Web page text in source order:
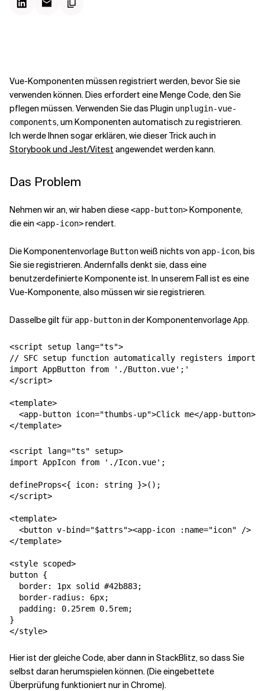
Verwandte Themen
Vue-Komponenten müssen registriert werden, bevor Sie sie
verwenden können. Dies erfordert eine Menge Code, den Sie
pflegen müssen. Verwenden Sie das Plugin unplugin-vue-
components, um Komponenten automatisch zu registrieren.
Ich werde Ihnen sogar erklären, wie dieser Trick auch in
Storybook und Jest/Vitest angewendet werden kann.
Das Problem
Nehmen wir an, wir haben diese<app-button>Komponente,
die ein <app-icon>rendert.
Die Komponentenvorlage Buttonweiß nichts von app-icon, bis
Sie sie registrieren. Andernfalls denkt sie, dass eine
benutzerdefinierte Komponente ist. In unserem Fall ist es eine
Vue-Komponente, also müssen wir sie registrieren.
Dasselbe gilt für app-buttonin der KomponentenvorlageApp.
<script setup lang="ts">
// SFC setup function automatically registers imported
import AppButton from './Button.vue';'
</script>
<template>
  <app-button icon="thumbs-up">Click me</app-button>
<script lang="ts" setup>
import AppIcon from './Icon.vue';
defineProps<{ icon: string }>();
</script>
<template>
<button v-bind="$attrs"><app-icon :name="icon" />
</template>
<style scoped>
button {
  border: 1px solid #42b883;
  border-radius: 6px;
  padding: 0.25rem 0.5rem;
}
Hier ist der gleiche Code, aber dann in StackBlitz, so dass Sie
selbst daran herumspielen können. (Die eingebettete
Überprüfung funktioniert nur in Chrome).